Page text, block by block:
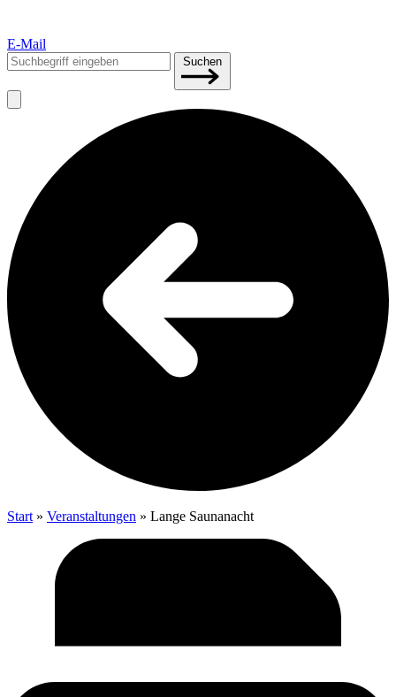
E-Mail
Suchen
nach:
Suchen
Start » Veranstaltungen » Lan­ge Saunanacht